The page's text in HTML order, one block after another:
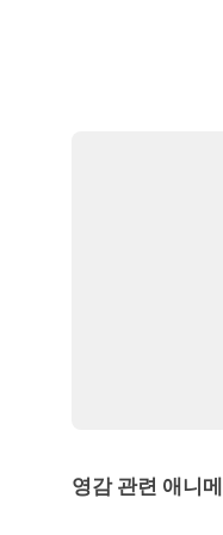
영감 관련 애니